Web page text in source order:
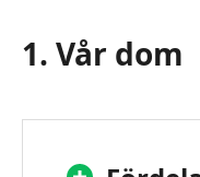
1. Vår dom